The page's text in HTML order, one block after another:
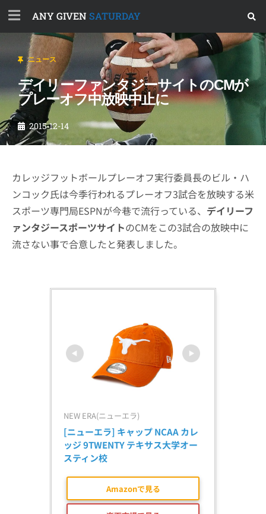
ANY GIVEN SATURDAY
ニュース
デイリーファンタジーサイトのCMが
プレーオフ中放映中止に
2015-12-14
カレッジフットボールプレーオフ実行委員長のビル・ハ
ンコック氏は今季行われるプレーオフ3試合を放映する米
スポーツ専門局ESPNが今巷で流行っている、 デイリーフ
ァンタジースポーツサイトのCMをこの3試合の放映中に
流さない事で合意したと発表しました。
NEW ERA(ニューエラ)
[ニューエラ] キャップ NCAA カレ
ッジ 9TWENTY テキサス大学オー
スティン校
Amazonで見る